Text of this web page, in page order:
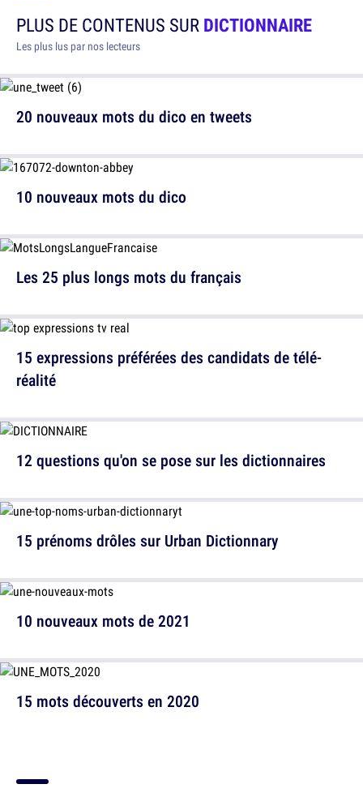
PLUS DE CONTENUS SURDICTIONNAIRE
Les plus lus par nos lecteurs
20 nouveaux mots du dico en tweets
Les 25 plus longs mots du français
15 prénoms drôles sur Urban Dictionnary
15 mots découverts en 2020
10 nouveaux mots du dico
15 expressions préférées des candidats de télé-
réalité
12 questions qu'on se pose sur les dictionnaires
10 nouveaux mots de 2021